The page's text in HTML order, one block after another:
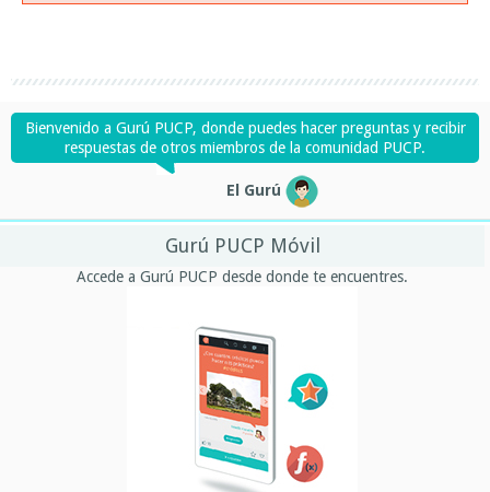
Bienvenido a Gurú PUCP, donde puedes hacer preguntas y recibir
respuestas de otros miembros de la comunidad PUCP.
El Gurú
Gurú PUCP Móvil
Accede a Gurú PUCP desde donde te encuentres.